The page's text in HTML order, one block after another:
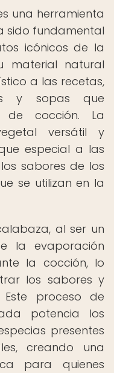
una herramienta
sido fundamental
icónicos de la
material natural
a las recetas,
y sopas que
de cocción. La
versátil y
especial a las
sabores de los
se utilizan en la
al ser un
la evaporación
la cocción, lo
los sabores y
proceso de
potencia los
presentes
creando una
para quienes